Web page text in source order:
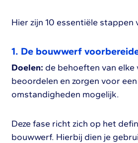
Hier zijn 10 essentiële
1. De bouwwerf
Doelen: de behoeften van
beoordelen en zorgen voor
omstandigheden mogelijk.
Deze fase richt zich op het
bouwwerf. Hierbij dien je